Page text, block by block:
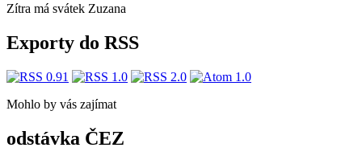
Zítra má svátek Zuzana
Exporty do RSS
Mohlo by vás zajímat
odstávka ČEZ